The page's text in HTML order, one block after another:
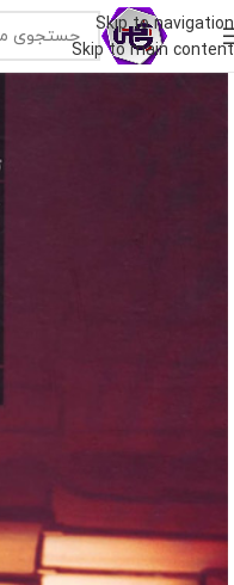
Skip to navigation
Skip to main content